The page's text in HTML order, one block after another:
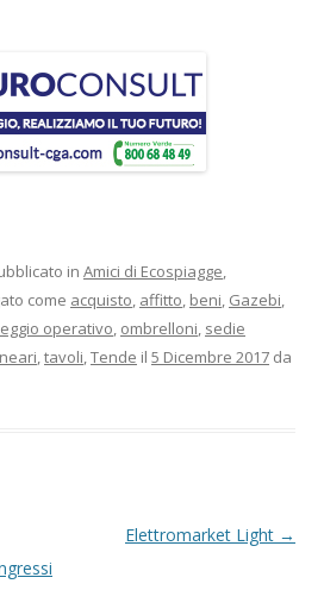
in Amici di Ecospiagge,
come acquisto, affitto, beni, Gazebi,
operativo, ombrelloni, sedie
,tavoli,Tende il 5 Dicembre 2017 da
Elettromarket Light →